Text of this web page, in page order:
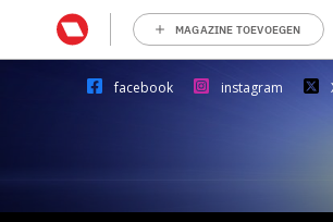
MAGAZINE TOEVOEGEN
facebook instagram